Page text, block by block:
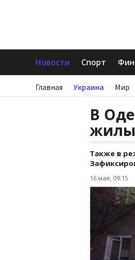
Новости Спорт
Главная Украина Мир
В
Также в
16 мая, 09:15